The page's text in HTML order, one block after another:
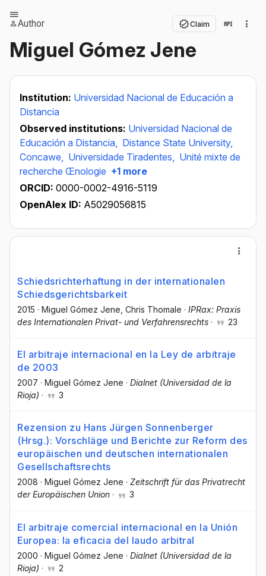
Author Claim
Miguel Gómez Jene
Institution: Universidad Nacional de Educación a
Distancia
Observed institutions: Universidad Nacional de
Educación a Distancia, Distance State University,
Concawe, Universidade Tiradentes, Unité mixte de
recherche Œnologie +1 more
ORCID: 0000-0002-4916-5119
OpenAlex ID: A5029056815
Schiedsrichterhaftung in der internationalen
Schiedsgerichtsbarkeit
2015 · Miguel Gómez Jene , Chris Thomale · IPRax: Praxis
des Internationalen Privat- und Verfahrensrechts · 23
El arbitraje internacional en la Ley de arbitraje
de 2003
2007 · Miguel Gómez Jene · Dialnet (Universidad de la
Rioja) · 3
Rezension zu Hans Jürgen Sonnenberger
(Hrsg.): Vorschläge und Berichte zur Reform des
europäischen und deutschen internationalen
Gesellschaftsrechts
2008 · Miguel Gómez Jene · Zeitschrift für das Privatrecht
der Europäischen Union · 3
El arbitraje comercial internacional en la Unión
Europea: la eficacia del laudo arbitral
2000 · Miguel Gómez Jene · Dialnet (Universidad de la
Rioja) · 2